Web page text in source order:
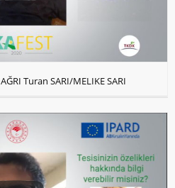
AĞRI Turan SARI/MELIKE SARI